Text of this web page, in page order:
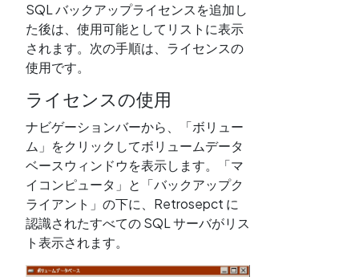
SQL バックアップライセンスを追加し
た後は、使用可能としてリストに表示
されます。次の手順は、ライセンスの
使用です。
ライセンスの使用
ナビゲーションバーから、「ボリュー
ム」をクリックしてボリュームデータ
ベースウィンドウを表示します。「マ
イコンピュータ」と「バックアップク
ライアント」の下に、Retrosepct に
認識されたすべての SQL サーバがリス
ト表示されます。